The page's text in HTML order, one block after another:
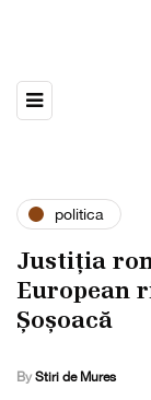
politica
Justiția
European
Șoșoacă
By Stiri de Mures